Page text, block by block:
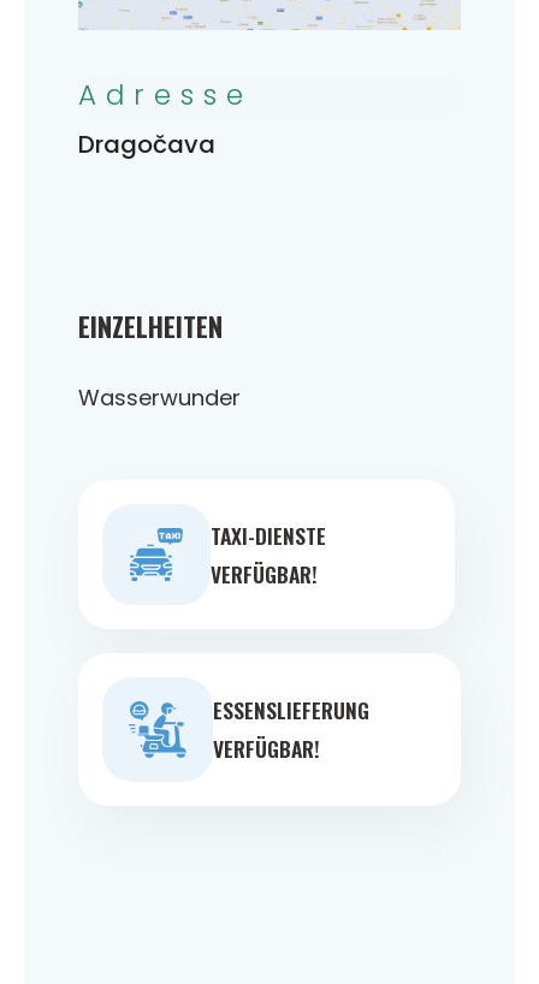
EINZELHEITEN
Wasserwunder
TAXI-DIENSTE
VERFÜGBAR!
ESSENSLIEFERUNG
VERFÜGBAR!
Adresse
Dragočava